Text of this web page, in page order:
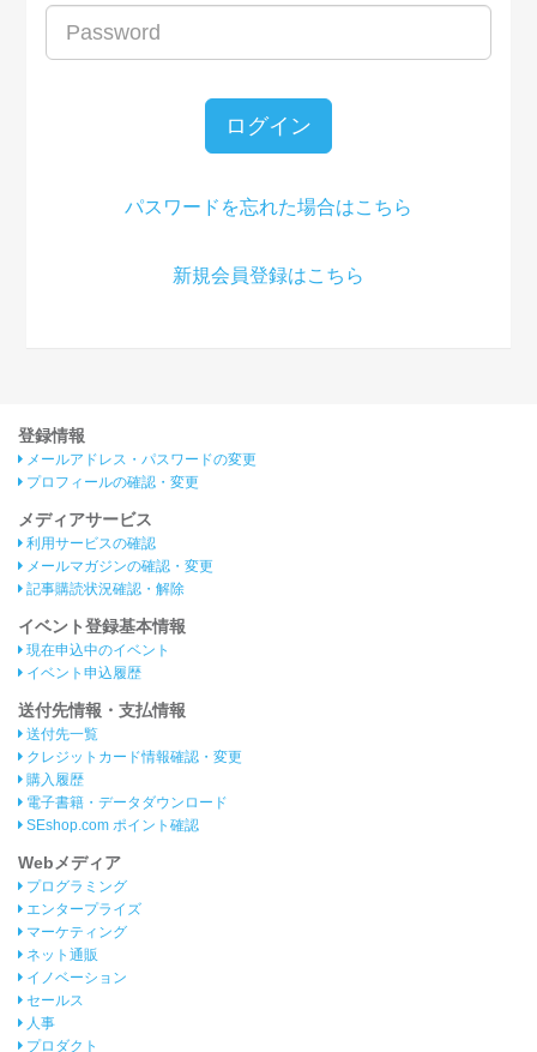
ログイン
パスワードを忘れた場合はこちら
新規会員登録はこちら
登録情報
メールアドレス・パスワードの変更
プロフィールの確認・変更
メディアサービス
利用サービスの確認
メールマガジンの確認・変更
記事購読状況確認・解除
イベント登録基本情報
現在申込中のイベント
イベント申込履歴
送付先情報・支払情報
送付先一覧
クレジットカード情報確認・変更
購入履歴
電子書籍・データダウンロード
SEshop.com ポイント確認
Webメディア
プログラミング
エンタープライズ
マーケティング
ネット通販
イノベーション
セールス
人事
プロダクト